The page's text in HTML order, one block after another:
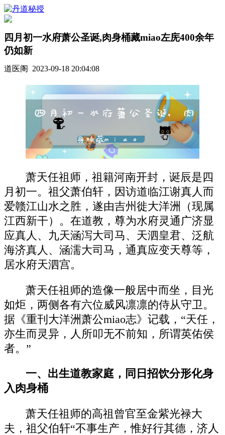
四月初一水府萧公圣诞,肉身桶藏miao左庑400余年
仍如新
道医阁 2023-09-18 20:04:08
萧天任祖师，祖籍河南开封，诞辰是四
月初一。祖父萧伯轩，因访道临江谢真人而
爱赣江山水之胜，遂由吉州徙大洋洲（现属
江西新干）。在道教，尊为水府灵通广济显
应真人、九天涵泻大司马、天泗皇君、泛航
海济真人、涵濡大司马，通真应变天尊等，
居水府天泗宫。
萧天任祖师的造像一般居中而坐，目光
如炬，两侧各有六位威风凛凛的侍从守卫。
据《重刊大洋洲萧公miao志》记载，“天任，
亦生而灵异，人所叩无不前知，所谓英佑侯
者。”
一、出生道教家庭，同日招饮分形化身
入肉身桶
萧天任祖师的高祖曾官至金紫光禄大
夫，祖父伯轩“不事生产，惟好行其德，济人